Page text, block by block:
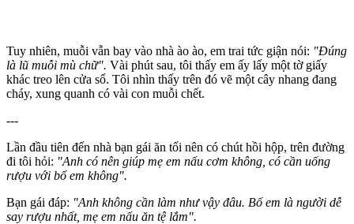
Tuy nhiên, muỗi vẫn bay vào nhà ào ào, em trai tức giận nói: "Đúng
là lũ muỗi mù chữ". Vài phút sau, tôi thấy em ấy lấy một tờ giấy
khác treo lên cửa sổ. Tôi nhìn thấy trên đó vẽ một cây nhang đang
cháy, xung quanh có vài con muỗi chết.
---
Lần đầu tiên đến nhà bạn gái ăn tối nên có chút hồi hộp, trên đường
đi tôi hỏi: "Anh có nên giúp mẹ em nấu cơm không, có cần uống
rượu với bố em không".
Bạn gái đáp: "Anh không cần làm như vậy đâu. Bố em là người dễ
say rượu nhất, mẹ em nấu ăn tệ lắm".